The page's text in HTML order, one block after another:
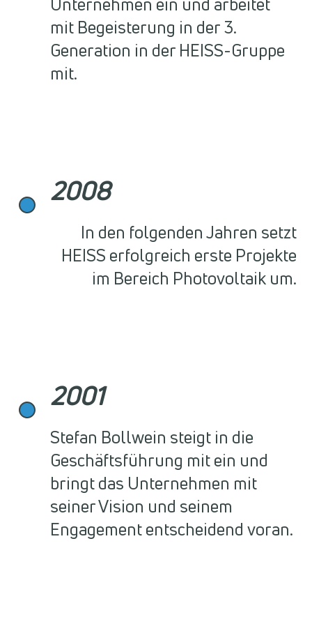
mit Begeisterung in der 3.
Generation in der HEISS-Gruppe
mit.
2008
In den folgenden Jahren setzt
HEISS erfolgreich erste Projekte
im Bereich Photovoltaik um.
2001
Stefan Bollwein steigt in die
Geschäftsführung mit ein und
bringt das Unternehmen mit
seiner Vision und seinem
Engagement entscheidend voran.